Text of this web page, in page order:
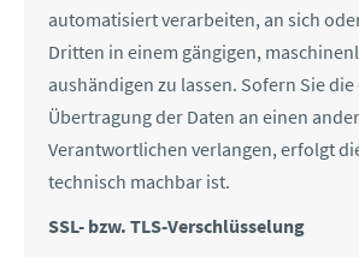
automatisiert verarbeiten, an sich
Dritten in einem gängigen,
aushändigen zu lassen. Sofern Sie
Übertragung der Daten an einen
Verantwortlichen verlangen, erfolgt
technisch machbar ist.
SSL- bzw. TLS-Verschlüsselung